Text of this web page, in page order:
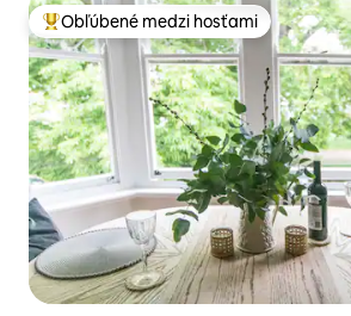
Najobľúbenejšie medzi hosťami
Obľúbené medzi hosťami